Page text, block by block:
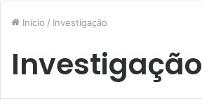
Início / Investigação
Investigação